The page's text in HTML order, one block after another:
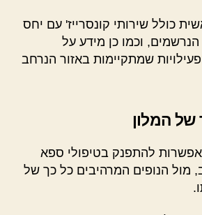
כולל שירותי קונסרייז' עם יחס
וכמו כן מידע על
שמתקיימות באזור הנרחב
המלון
אפשרות להתפנק בטיפולי ספא
מול הנופים המרהיבים כל כך של